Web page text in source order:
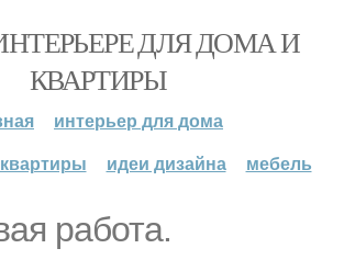
ДЛЯ ДОМА И
КВАРТИРЫ
интерьер для дома
идеи дизайна мебель
работа.